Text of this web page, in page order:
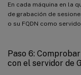
En cada máquina en la
de grabación de
o su FQDN como
Paso 6:
con el servidor de